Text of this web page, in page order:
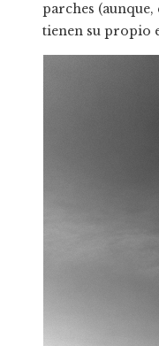
parches (aunque,
tienen su propio